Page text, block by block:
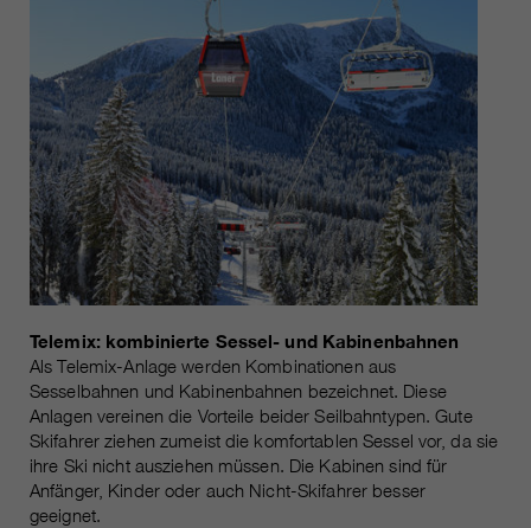
Telemix: kombinierte Sessel- und Kabinenbahnen
Als Telemix-Anlage werden Kombinationen aus
Sesselbahnen und Kabinenbahnen bezeichnet. Diese
Anlagen vereinen die Vorteile beider Seilbahntypen. Gute
Skifahrer ziehen zumeist die komfortablen Sessel vor, da sie
ihre Ski nicht ausziehen müssen. Die Kabinen sind für
Anfänger, Kinder oder auch Nicht-Skifahrer besser
geeignet.